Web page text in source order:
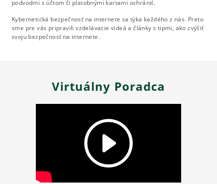
podvodmi s účtom či platobnými kartami ochrániť.
Kybernetická bezpečnosť na internete sa týka každého z nás. Preto
sme pre vás pripravili vzdelávacie videá a články s tipmi, ako zvýšiť
svoju bezpečnosť na internete.
Virtuálny Poradca